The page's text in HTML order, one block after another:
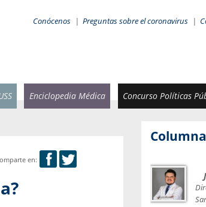
Conócenos | Preguntas sobre el coronavirus |
Enciclopedia Médica Concurso Políticas
en:
facultad de Odontología,